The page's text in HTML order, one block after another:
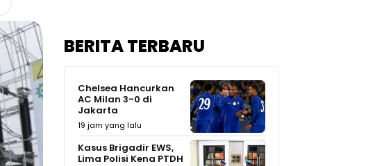
BERITA TERBARU
Chelsea Hancurkan
AC Milan 3-0 di
Jakarta
19 jam yang lalu
Kasus Brigadir EWS,
Lima Polisi Kena PTDH